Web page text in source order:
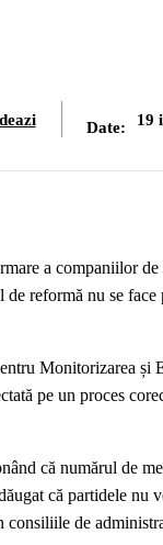
Date: 19
a companiilor de
reformă nu se face
Monitorizarea și
pe un proces
că numărul de
că partidele nu
de